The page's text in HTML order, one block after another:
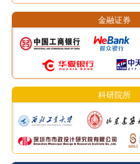
金融证券
科研院所